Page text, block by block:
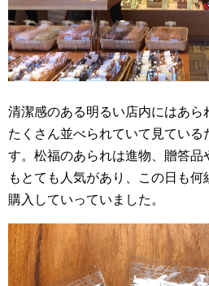
清潔感のある明るい店内にはあら
たくさん並べられていて見ている
す。松福のあられは進物、贈答品
もとても人気があり、この日も何
購入していっていました。